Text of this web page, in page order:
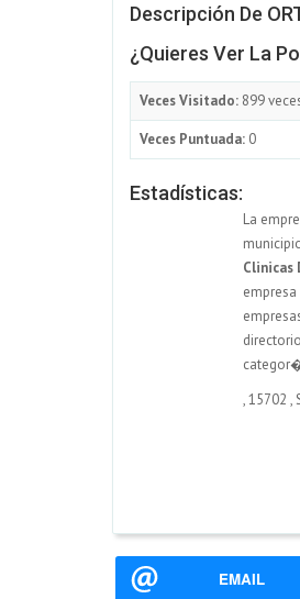
Descripción De
¿Quieres Ver La
Veces Visitado: 899
Veces Puntuada: 0
Estadísticas:
La
Clinicas
empresa
,15702 ,
EMAIL